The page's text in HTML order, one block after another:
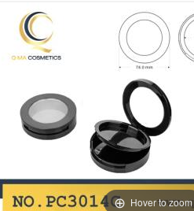
Hover to zoom